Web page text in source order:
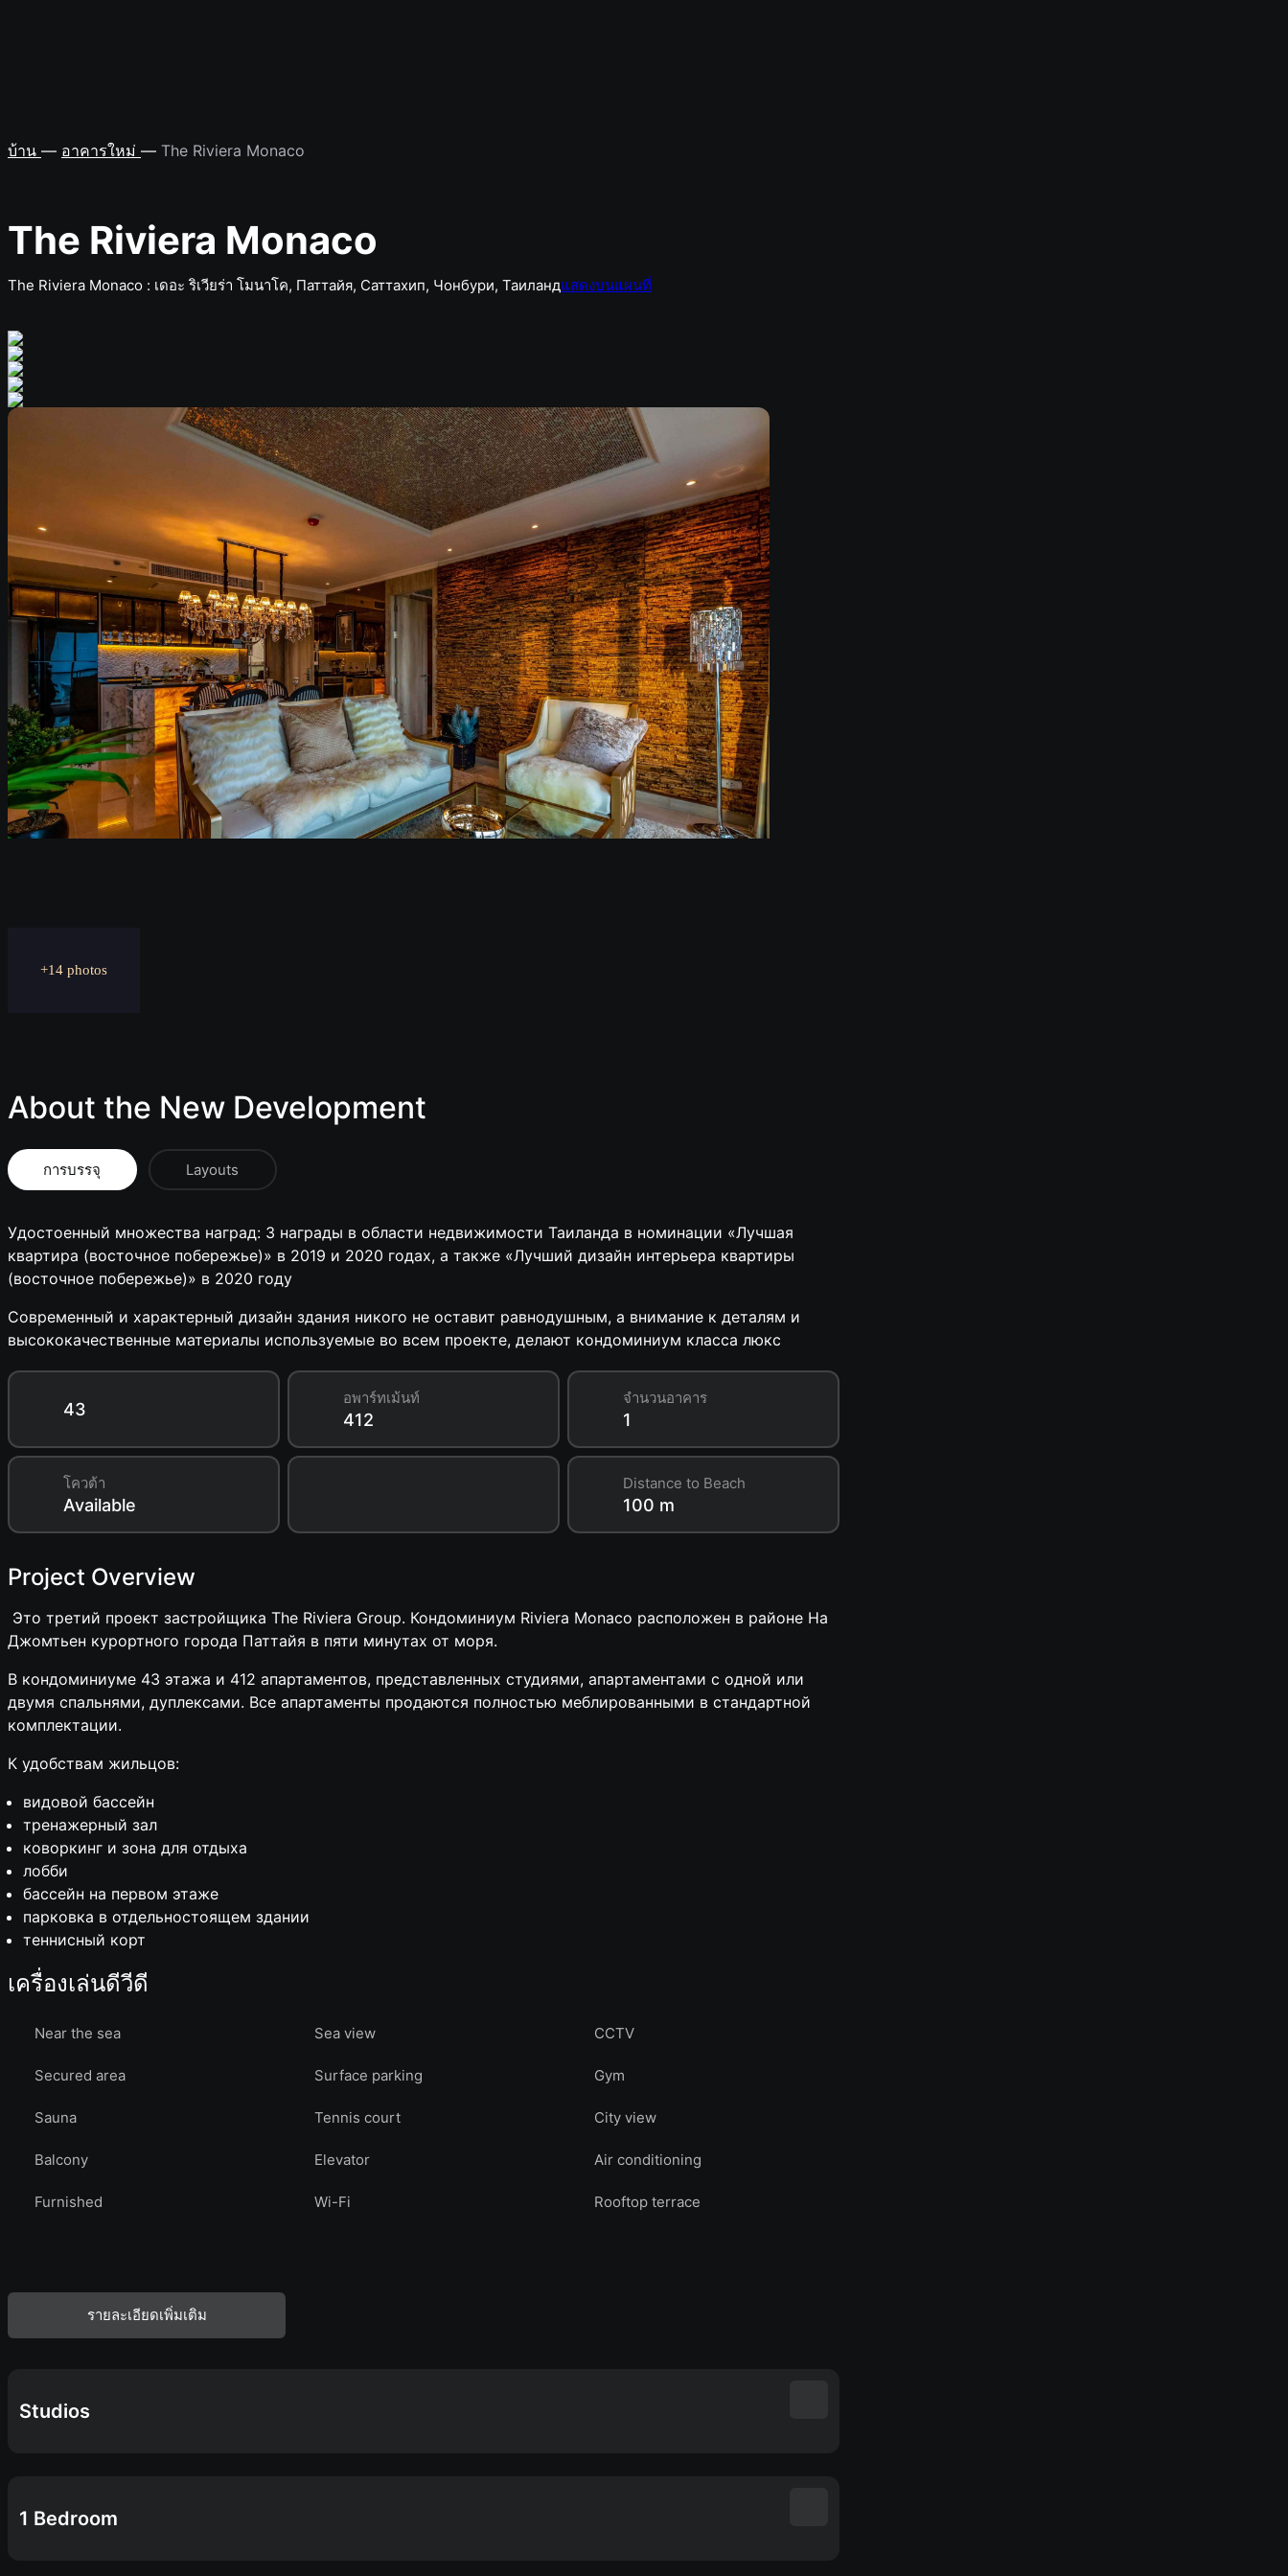
บ้าน — อาคารใหม่ — The Riviera Monaco
The Riviera Monaco
The Riviera Monaco : เดอะ ริเวียร่า โมนาโค, Паттайя, Саттахип, Чонбури, Таиландแสดงบนแผนที่
+14 photos
About the New Development
การบรรจุ Layouts
Удостоенный множества наград: 3 награды в области недвижимости Таиланда в номинации «Лучшая
квартира (восточное побережье)» в 2019 и 2020 годах, а также «Лучший дизайн интерьера квартиры
(восточное побережье)» в 2020 году
Современный и характерный дизайн здания никого не оставит равнодушным, а внимание к деталям и
высококачественные материалы используемые во всем проекте, делают кондоминиум класса люкс
43
อพาร์ทเม้นท์
412
จำนวนอาคาร
1
โควต้า
Available
Distance to Beach
100 m
Project Overview
Это третий проект застройщика The Riviera Group. Кондоминиум Riviera Monaco расположен в районе На
Джомтьен курортного города Паттайя в пяти минутах от моря.
В кондоминиуме 43 этажа и 412 апартаментов, представленных студиями, апартаментами с одной или
двумя спальнями, дуплексами. Все апартаменты продаются полностью меблированными в стандартной
комплектации.
К удобствам жильцов:
видовой бассейн
тренажерный зал
коворкинг и зона для отдыха
лобби
бассейн на первом этаже
парковка в отдельностоящем здании
теннисный корт
เครื่องเล่นดีวีดี
Near the sea Sea view CCTV
Secured area Surface parking Gym
Sauna Tennis court City view
Balcony Elevator Air conditioning
Furnished Wi-Fi Rooftop terrace
รายละเอียดเพิ่มเติม
Studios
1 Bedroom